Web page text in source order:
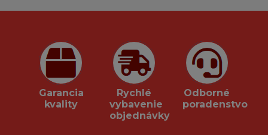
Garancia
kvality
Rychlé
vybavenie
objednávky
Odborné
poradenstvo